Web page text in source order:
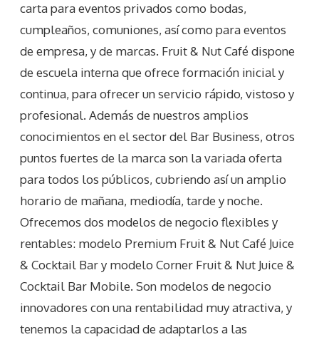
carta para eventos privados como bodas,
cumpleaños, comuniones, así como para eventos
de empresa, y de marcas. Fruit & Nut Café dispone
de escuela interna que ofrece formación inicial y
continua, para ofrecer un servicio rápido, vistoso y
profesional. Además de nuestros amplios
conocimientos en el sector del Bar Business, otros
puntos fuertes de la marca son la variada oferta
para todos los públicos, cubriendo así un amplio
horario de mañana, mediodía, tarde y noche.
Ofrecemos dos modelos de negocio flexibles y
rentables: modelo Premium Fruit & Nut Café Juice
& Cocktail Bar y modelo Corner Fruit & Nut Juice &
Cocktail Bar Mobile. Son modelos de negocio
innovadores con una rentabilidad muy atractiva, y
tenemos la capacidad de adaptarlos a las